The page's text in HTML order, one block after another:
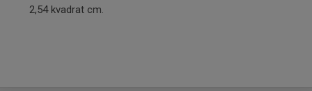
2,54 kvadrat cm.